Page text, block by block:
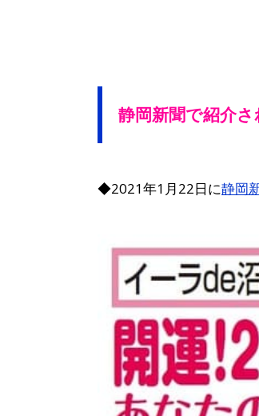
静岡新聞で紹介
◆2021年1月22日に静岡